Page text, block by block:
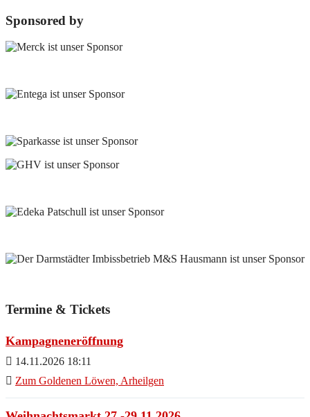
Sponsored by
Termine & Tickets
Kampagneneröffnung
14.11.2026 18:11
Zum Goldenen Löwen, Arheilgen